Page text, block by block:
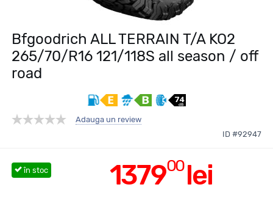
Bfgoodrich ALL TERRAIN T/A KO2
265/70/R16 121/118S all season / off
road
Adauga un review
ID #92947
137900lei
în stoc